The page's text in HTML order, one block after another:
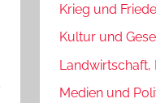
Krieg und
Kultur und
Landwirtschaft,
Medien und